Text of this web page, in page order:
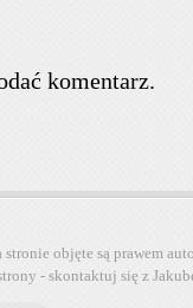
komentarz.
objęte są prawem
- skontaktuj się z